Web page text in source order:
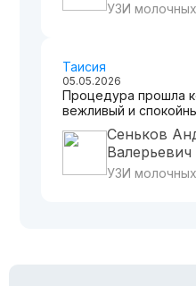
УЗИ
Таисия
05.05.2026
Процедура прошла
вежливый и
Сеньков
Валерьевич
УЗИ